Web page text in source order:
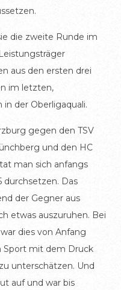
die zweite Runde im
aus den ersten drei
im letzten,
der Oberligaquali.
gegen den TSV
und den HC
man sich anfangs
durchsetzen. Das
der Gegner aus
etwas auszuruhen. Bei
dies von Anfang
Sport mit dem Druck
unterschätzen. Und
auf und war bis